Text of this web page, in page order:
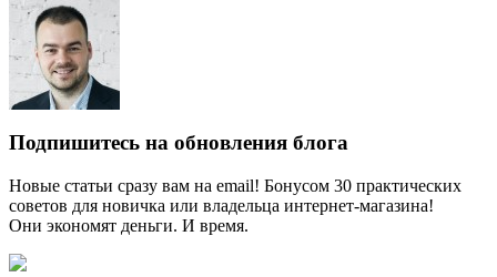
Подпишитесь на обновления блога
Новые статьи сразу вам на email! Бонусом 30 практических
советов для новичка или владельца интернет-магазина!
Они экономят деньги. И время.